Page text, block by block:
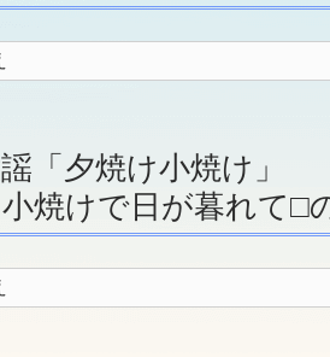
夕焼け小焼け」
焼けで日が暮れて□